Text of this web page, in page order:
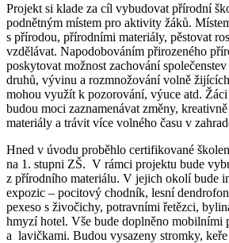
Projekt si klade za cíl vybudovat přírodní
podnětným místem pro aktivity žáků.
s přírodou, přírodními materiály, pěstovat
vzdělávat. Napodobováním přirozeného
poskytovat možnost zachování
druhů, vývinu a rozmnožování volně
mohou využít k pozorování, výuce atd. Žáci
budou moci zaznamenávat změny,
materiály a trávit více volného času v
Hned v úvodu proběhlo certifikované
na 1. stupni ZŠ. V rámci projektu bude
z přírodního materiálu. V jejich okolí bude
expozic – pocitový chodník, lesní
pexeso s živočichy, potravními řetězci,
hmyzí hotel. Vše bude doplněno mobilními
a lavičkami. Budou vysazeny stromky,